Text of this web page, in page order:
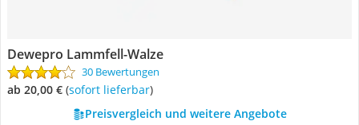
Dewepro Lammfell-Walze
30 Bewertungen
ab 20,00 € ( Sofort lieferbar)
Preisvergleich und weitere Angebote